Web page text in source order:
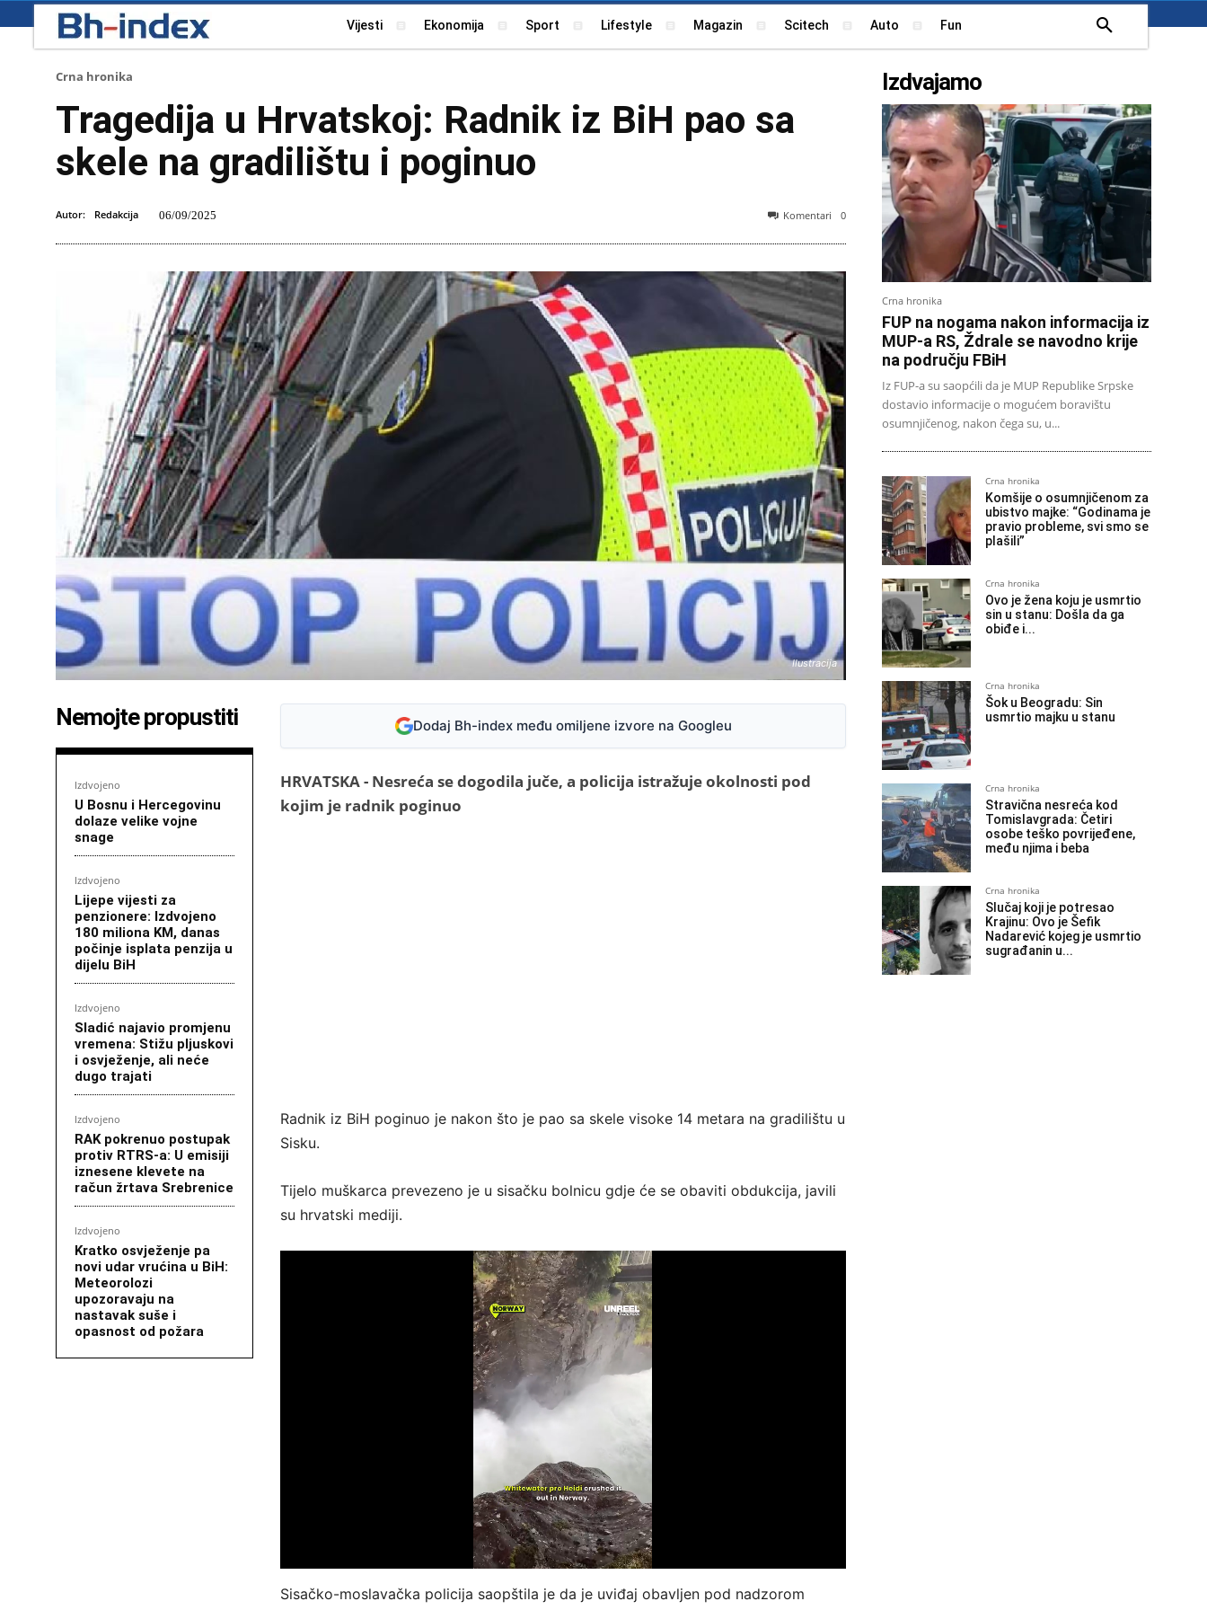
Vijesti Ekonomija Sport Lifestyle Magazin Scitech Auto Fun
Crna hronika
Tragedija u Hrvatskoj: Radnik iz BiH pao sa
skele na gradilištu i poginuo
Autor: Redakcija 06/09/2025 Komentari 0
Ilustracija
Nemojte propustiti
Izdvojeno
U Bosnu i Hercegovinu
dolaze velike vojne
snage
Izdvojeno
Lijepe vijesti za
penzionere: Izdvojeno
180 miliona KM, danas
počinje isplata penzija u
dijelu BiH
Izdvojeno
Sladić najavio promjenu
vremena: Stižu pljuskovi
i osvježenje, ali neće
dugo trajati
Izdvojeno
RAK pokrenuo postupak
protiv RTRS-a: U emisiji
iznesene klevete na
račun žrtava Srebrenice
Izdvojeno
Kratko osvježenje pa
novi udar vrućina u BiH:
Meteorolozi
upozoravaju na
nastavak suše i
opasnost od požara
Dodaj Bh-index među omiljene izvore na Googleu
HRVATSKA - Nesreća se dogodila juče, a policija istražuje okolnosti pod
kojim je radnik poginuo
Radnik iz BiH poginuo je nakon što je pao sa skele visoke 14 metara na gradilištu u
Sisku.
Tijelo muškarca prevezeno je u sisačku bolnicu gdje će se obaviti obdukcija, javili
su hrvatski mediji.
Sisačko-moslavačka policija saopštila je da je uviđaj obavljen pod nadzorom
Izdvajamo
Crna hronika
FUP na nogama nakon informacija iz
MUP-a RS, Ždrale se navodno krije
na području FBiH
Iz FUP-a su saopćili da je MUP Republike Srpske
dostavio informacije o mogućem boravištu
osumnjičenog, nakon čega su, u...
Crna hronika
Komšije o osumnjičenom za
ubistvo majke: “Godinama je
pravio probleme, svi smo se
plašili”
Crna hronika
Ovo je žena koju je usmrtio
sin u stanu: Došla da ga
obiđe i...
Crna hronika
Šok u Beogradu: Sin
usmrtio majku u stanu
Crna hronika
Stravična nesreća kod
Tomislavgrada: Četiri
osobe teško povrijeđene,
među njima i beba
Crna hronika
Slučaj koji je potresao
Krajinu: Ovo je Šefik
Nadarević kojeg je usmrtio
sugrađanin u...